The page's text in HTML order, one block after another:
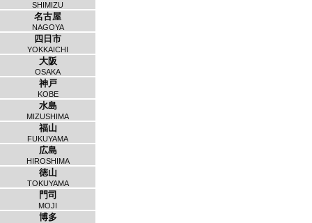
SHIMIZU
名古屋
NAGOYA
四日市
YOKKAICHI
大阪
OSAKA
神戸
KOBE
水島
MIZUSHIMA
福山
FUKUYAMA
広島
HIROSHIMA
徳山
TOKUYAMA
門司
MOJI
博多